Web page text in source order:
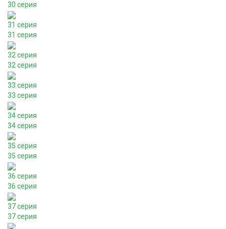
30 серия
31 серия
31 серия
32 серия
32 серия
33 серия
33 серия
34 серия
34 серия
35 серия
35 серия
36 серия
36 серия
37 серия
37 серия